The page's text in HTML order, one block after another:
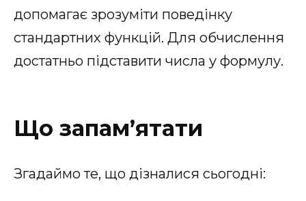
допомагає зрозуміти поведінку
стандартних функцій. Для обчислення
достатньо підставити числа у формулу.
Що запам’ятати
Згадаймо те, що дізналися сьогодні: